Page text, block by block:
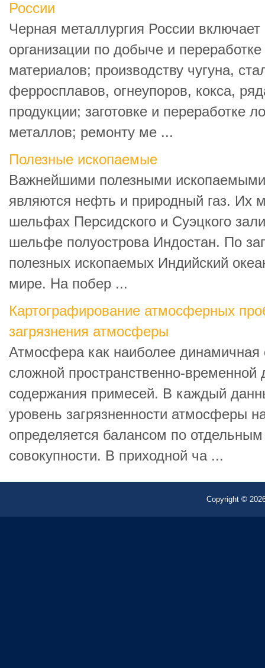
России
Черная металлургия России включает
организации по добыче и
материалов; производству чугуна,
ферросплавов, огнеупоров, кокса,
продукции; заготовке и переработке
металлов; ремонту ме ...
Полезные ископаемые
Важнейшими полезными ископаемыми
являются нефть и природный газ. Их
шельфах Персидского и Суэцкого
шельфе полуострова Индостан. По
полезных ископаемых Индийский
мире. На побер ...
Картографирование атмосферных
загрязнения атмосферы
Атмосфера как наиболее динамичная
сложной пространственно-временной
содержания примесей. В каждый
уровень загрязненности атмосферы
определяется балансом по
совокупности. В приходной ча ...
Copyright ©